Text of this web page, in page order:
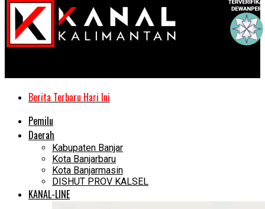
Berita Terbaru Hari Ini
Pemilu
Daerah
Kabupaten Banjar
Kota Banjarbaru
Kota Banjarmasin
DISHUT PROV KALSEL
KANAL-LINE